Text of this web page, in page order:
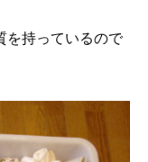
を持っているので